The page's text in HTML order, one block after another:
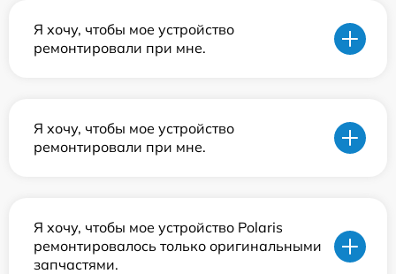
Я хочу, чтобы мое устройство
ремонтировали при мне.
Я хочу, чтобы мое устройство
ремонтировали при мне.
Я хочу, чтобы мое устройство Polaris
ремонтировалось только оригинальными
запчастями.